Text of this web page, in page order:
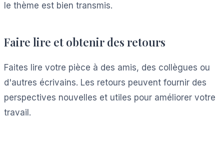
le thème est bien transmis.
Faire lire et obtenir des retours
Faites lire votre pièce à des amis, des collègues ou
d'autres écrivains. Les retours peuvent fournir des
perspectives nouvelles et utiles pour améliorer votre
travail.